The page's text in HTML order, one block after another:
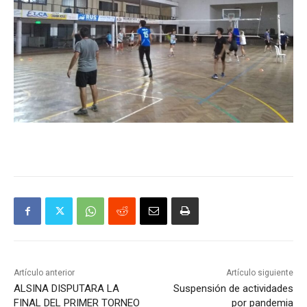
Artículo anterior
ALSINA DISPUTARA LA
FINAL DEL PRIMER TORNEO
Artículo siguiente
Suspensión de actividades
por pandemia